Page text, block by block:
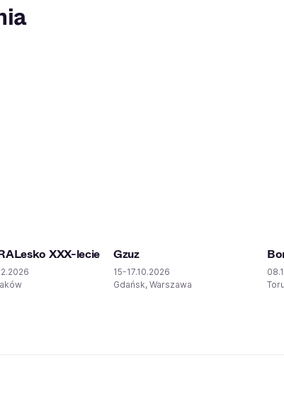
XXX-lecie Gzuz
15-17.10.2026
Gdańsk, Warszawa